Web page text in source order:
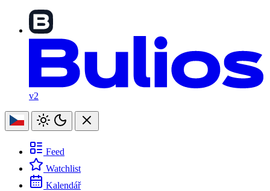
v2
Feed
Watchlist
Kalendář